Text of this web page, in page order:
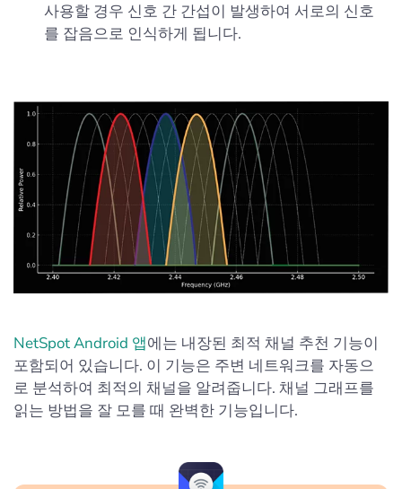
사용할 경우 신호 간 간섭이 발생하여 서로의 신호
를 잡음으로 인식하게 됩니다.
NetSpot Android 앱에는 내장된 최적 채널 추천 기능이
포함되어 있습니다. 이 기능은 주변 네트워크를 자동으
로 분석하여 최적의 채널을 알려줍니다. 채널 그래프를
읽는 방법을 잘 모를 때 완벽한 기능입니다.